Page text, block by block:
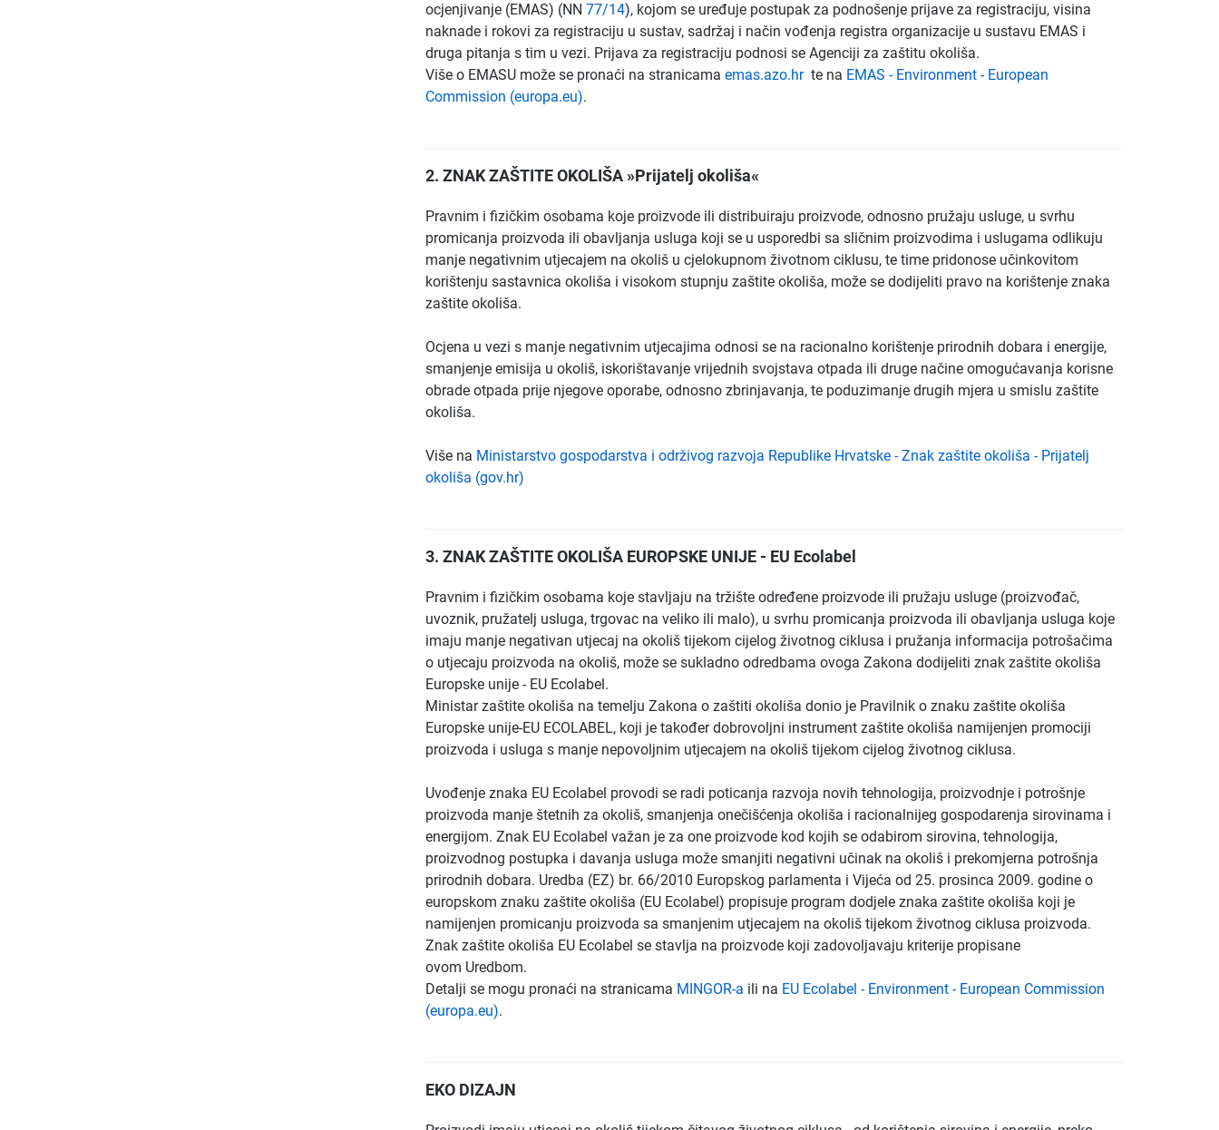
ocjenjivanje (EMAS) (NN 77/14), kojom se uređuje postupak za podnošenje prijave za registraciju, visina
naknade i rokovi za registraciju u sustav, sadržaj i način vođenja registra organizacije u sustavu EMAS i
druga pitanja s tim u vezi. Prijava za registraciju podnosi se Agenciji za zaštitu okoliša.
Više o EMASU može se pronaći na stranicama emas.azo.hrte na EMAS - Environment - European
Commission (europa.eu).
2. ZNAK ZAŠTITE OKOLIŠA »Prijatelj okoliša«
Pravnim i fizičkim osobama koje proizvode ili distribuiraju proizvode, odnosno pružaju usluge, u svrhu
promicanja proizvoda ili obavljanja usluga koji se u usporedbi sa sličnim proizvodima i uslugama odlikuju
manje negativnim utjecajem na okoliš u cjelokupnom životnom ciklusu, te time pridonose učinkovitom
korištenju sastavnica okoliša i visokom stupnju zaštite okoliša, može se dodijeliti pravo na korištenje znaka
zaštite okoliša.
Ocjena u vezi s manje negativnim utjecajima odnosi se na racionalno korištenje prirodnih dobara i energije,
smanjenje emisija u okoliš, iskorištavanje vrijednih svojstava otpada ili druge načine omogućavanja korisne
obrade otpada prije njegove oporabe, odnosno zbrinjavanja, te poduzimanje drugih mjera u smislu zaštite
okoliša.
Više na Ministarstvo gospodarstva i održivog razvoja Republike Hrvatske - Znak zaštite okoliša - Prijatelj
okoliša (gov.hr)
3. ZNAK ZAŠTITE OKOLIŠA EUROPSKE UNIJE - EU Ecolabel
Pravnim i fizičkim osobama koje stavljaju na tržište određene proizvode ili pružaju usluge (proizvođač,
uvoznik, pružatelj usluga, trgovac na veliko ili malo), u svrhu promicanja proizvoda ili obavljanja usluga koje
imaju manje negativan utjecaj na okoliš tijekom cijelog životnog ciklusa i pružanja informacija potrošačima
o utjecaju proizvoda na okoliš, može se sukladno odredbama ovoga Zakona dodijeliti znak zaštite okoliša
Europske unije - EU Ecolabel.
Ministar zaštite okoliša na temelju Zakona o zaštiti okoliša donio je Pravilnik o znaku zaštite okoliša
Europske unije-EU ECOLABEL, koji je također dobrovoljni instrument zaštite okoliša namijenjen promociji
proizvoda i usluga s manje nepovoljnim utjecajem na okoliš tijekom cijelog životnog ciklusa.
Uvođenje znaka EU Ecolabel provodi se radi poticanja razvoja novih tehnologija, proizvodnje i potrošnje
proizvoda manje štetnih za okoliš, smanjenja onečišćenja okoliša i racionalnijeg gospodarenja sirovinama i
energijom. Znak EU Ecolabel važan je za one proizvode kod kojih se odabirom sirovina, tehnologija,
proizvodnog postupka i davanja usluga može smanjiti negativni učinak na okoliš i prekomjerna potrošnja
prirodnih dobara. Uredba (EZ) br. 66/2010 Europskog parlamenta i Vijeća od 25. prosinca 2009. godine o
europskom znaku zaštite okoliša (EU Ecolabel) propisuje program dodjele znaka zaštite okoliša koji je
namijenjen promicanju proizvoda sa smanjenim utjecajem na okoliš tijekom životnog ciklusa proizvoda.
Znak zaštite okoliša EU Ecolabel se stavlja na proizvode koji zadovoljavaju kriterije propisane
ovom Uredbom.
Detalji se mogu pronaći na stranicama MINGOR-a ili na EU Ecolabel - Environment - European Commission
(europa.eu).
EKO DIZAJN